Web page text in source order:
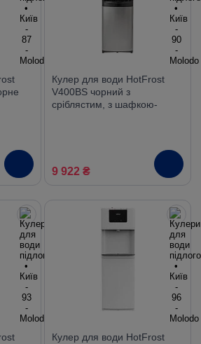
Кулер для води HotFrost
V400BS чорний з
сріблястим, з шафкою-
9 922 ₴
Кулер для води HotFrost